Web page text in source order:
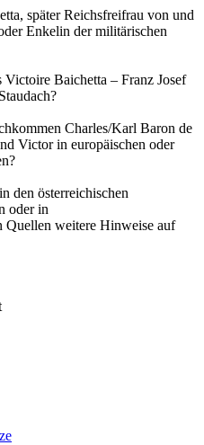
später Reichsfreifrau von und
Enkelin der militärischen
Baichetta – Franz Josef
Charles/Karl Baron de
Victor in europäischen oder
den österreichischen
oder in
Quellen weitere Hinweise auf